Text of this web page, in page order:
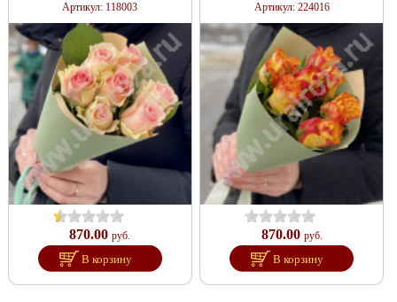
Артикул: 118003
870.00 руб.
В корзину
Артикул: 224016
870.00 руб.
В корзину